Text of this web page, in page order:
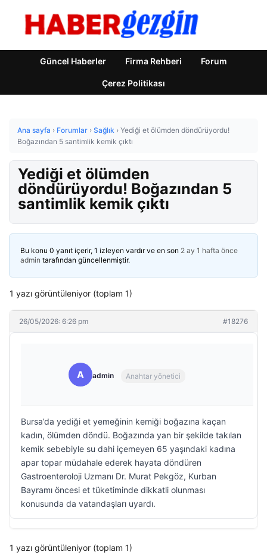
Güncel Haberler Firma Rehberi Forum
Çerez Politikası
Ana sayfa › Forumlar › Sağlık › Yediği et ölümden döndürüyordu!
Boğazından 5 santimlik kemik çıktı
Yediği et ölümden
döndürüyordu! Boğazından 5
santimlik kemik çıktı
Bu konu 0 yanıt içerir, 1 izleyen vardır ve en son 2 ay 1 hafta önce
admin tarafından güncellenmiştir.
1 yazı görüntüleniyor (toplam 1)
26/05/2026: 6:26 pm #18276
A admin Anahtar yönetici
Bursa’da yediği et yemeğinin kemiği boğazına kaçan
kadın, ölümden döndü. Boğazında yan bir şekilde takılan
kemik sebebiyle su dahi içemeyen 65 yaşındaki kadına
apar topar müdahale ederek hayata döndüren
Gastroenteroloji Uzmanı Dr. Murat Pekgöz, Kurban
Bayramı öncesi et tüketiminde dikkatli olunması
konusunda da vatandaşları uyardı.
1 yazı görüntüleniyor (toplam 1)